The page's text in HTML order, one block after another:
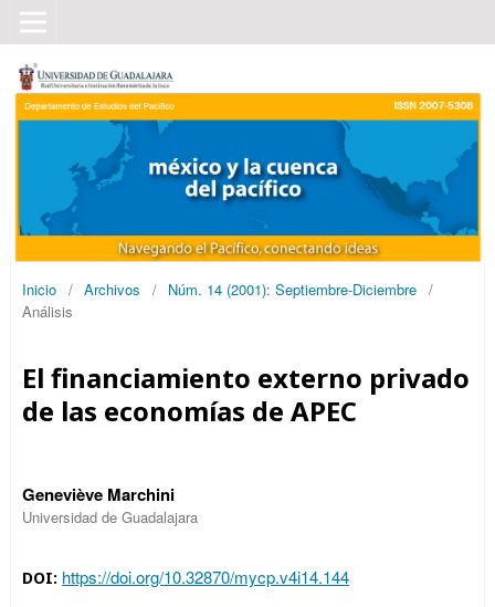
Inicio / Archivos / Núm. 14 (2001): Septiembre-Diciembre /
Análisis
El financiamiento externo privado
de las economías de APEC
Geneviève Marchini
Universidad de Guadalajara
DOI: https://doi.org/10.32870/mycp.v4i14.144